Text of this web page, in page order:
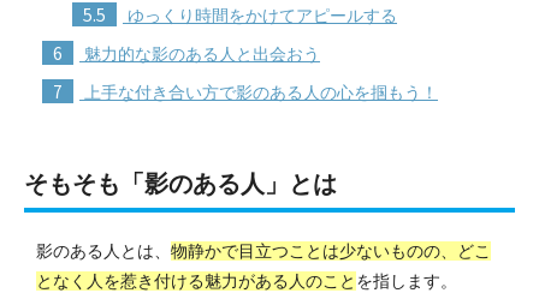
5.5 ゆっくり時間をかけてアピールする
6 魅力的な影のある人と出会おう
7 上手な付き合い方で影のある人の心を掴もう！
そもそも「影のある人」とは
影のある人とは、 物静かで目立つことは少ないものの、どこ
となく人を惹き付ける魅力がある人のこと を指します。